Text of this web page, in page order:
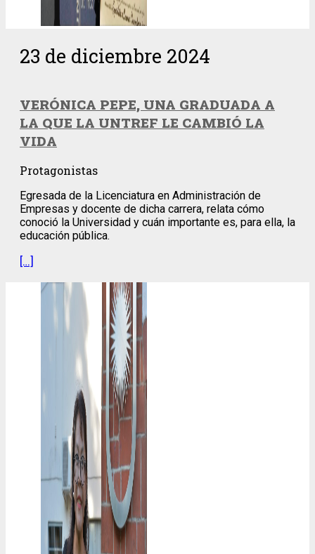
23 de diciembre 2024
VERÓNICA PEPE, UNA GRADUADA A
LA QUE LA UNTREF LE CAMBIÓ LA
VIDA
Protagonistas
Egresada de la Licenciatura en Administración de
Empresas y docente de dicha carrera, relata cómo
conoció la Universidad y cuán importante es, para ella, la
educación pública.
[…]